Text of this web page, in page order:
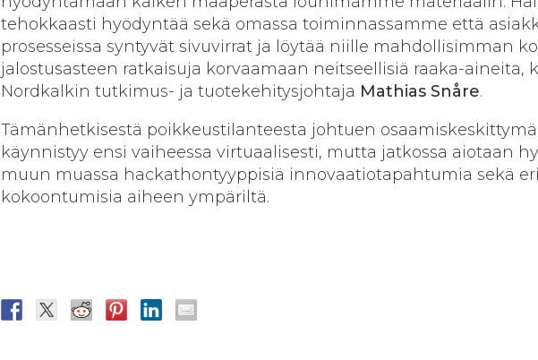
tehokkaasti hyödyntää sekä omassa toiminnassamme että
prosesseissa syntyvät sivuvirrat ja löytää niille mahdollisimman
jalostusasteen ratkaisuja korvaamaan neitseellisiä raaka-aineita,
Nordkalkin tutkimus- ja tuotekehitysjohtaja Mathias Snåre.
Tämänhetkisestä poikkeustilanteesta johtuen
käynnistyy ensi vaiheessa virtuaalisesti, mutta jatkossa aiotaan
muun muassa hackathontyyppisiä innovaatiotapahtumia sekä
kokoontumisia aiheen ympäriltä.